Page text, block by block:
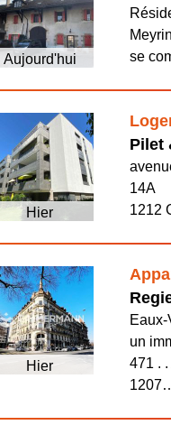
Aujourd'hui
se
Hier
Pilet
14A
1212
Hier
un
471 .